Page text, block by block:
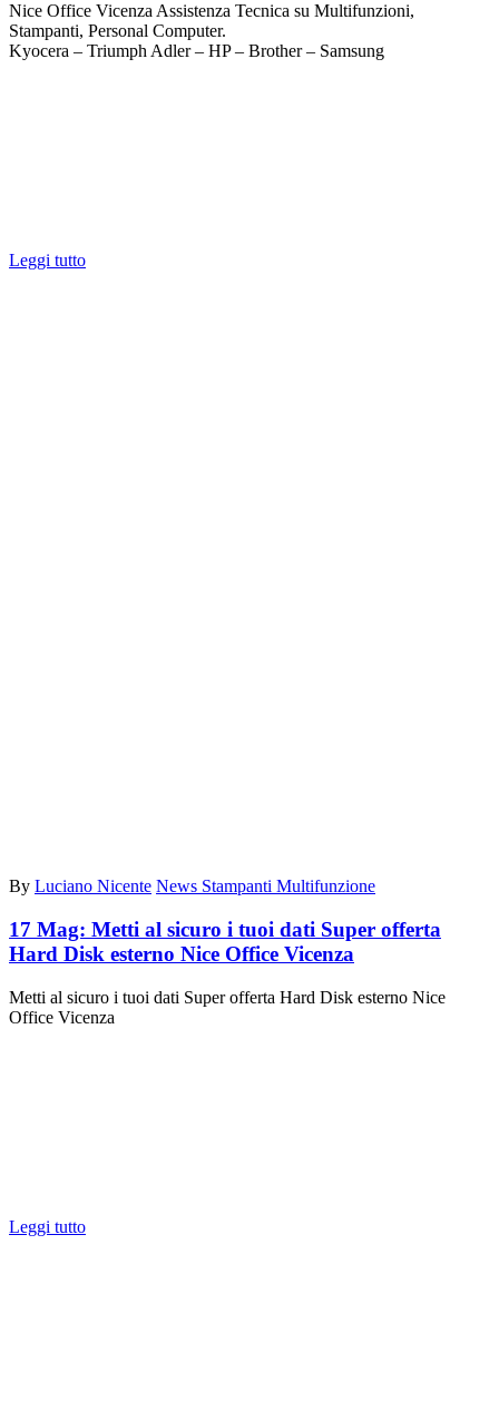
Nice Office Vicenza Assistenza Tecnica su Multifunzioni,
Stampanti, Personal Computer.
Kyocera – Triumph Adler – HP – Brother – Samsung
Leggi tutto
By Luciano Nicente News Stampanti Multifunzione
17 Mag: Metti al sicuro i tuoi dati Super offerta
Hard Disk esterno Nice Office Vicenza
Metti al sicuro i tuoi dati Super offerta Hard Disk esterno Nice
Office Vicenza
Leggi tutto